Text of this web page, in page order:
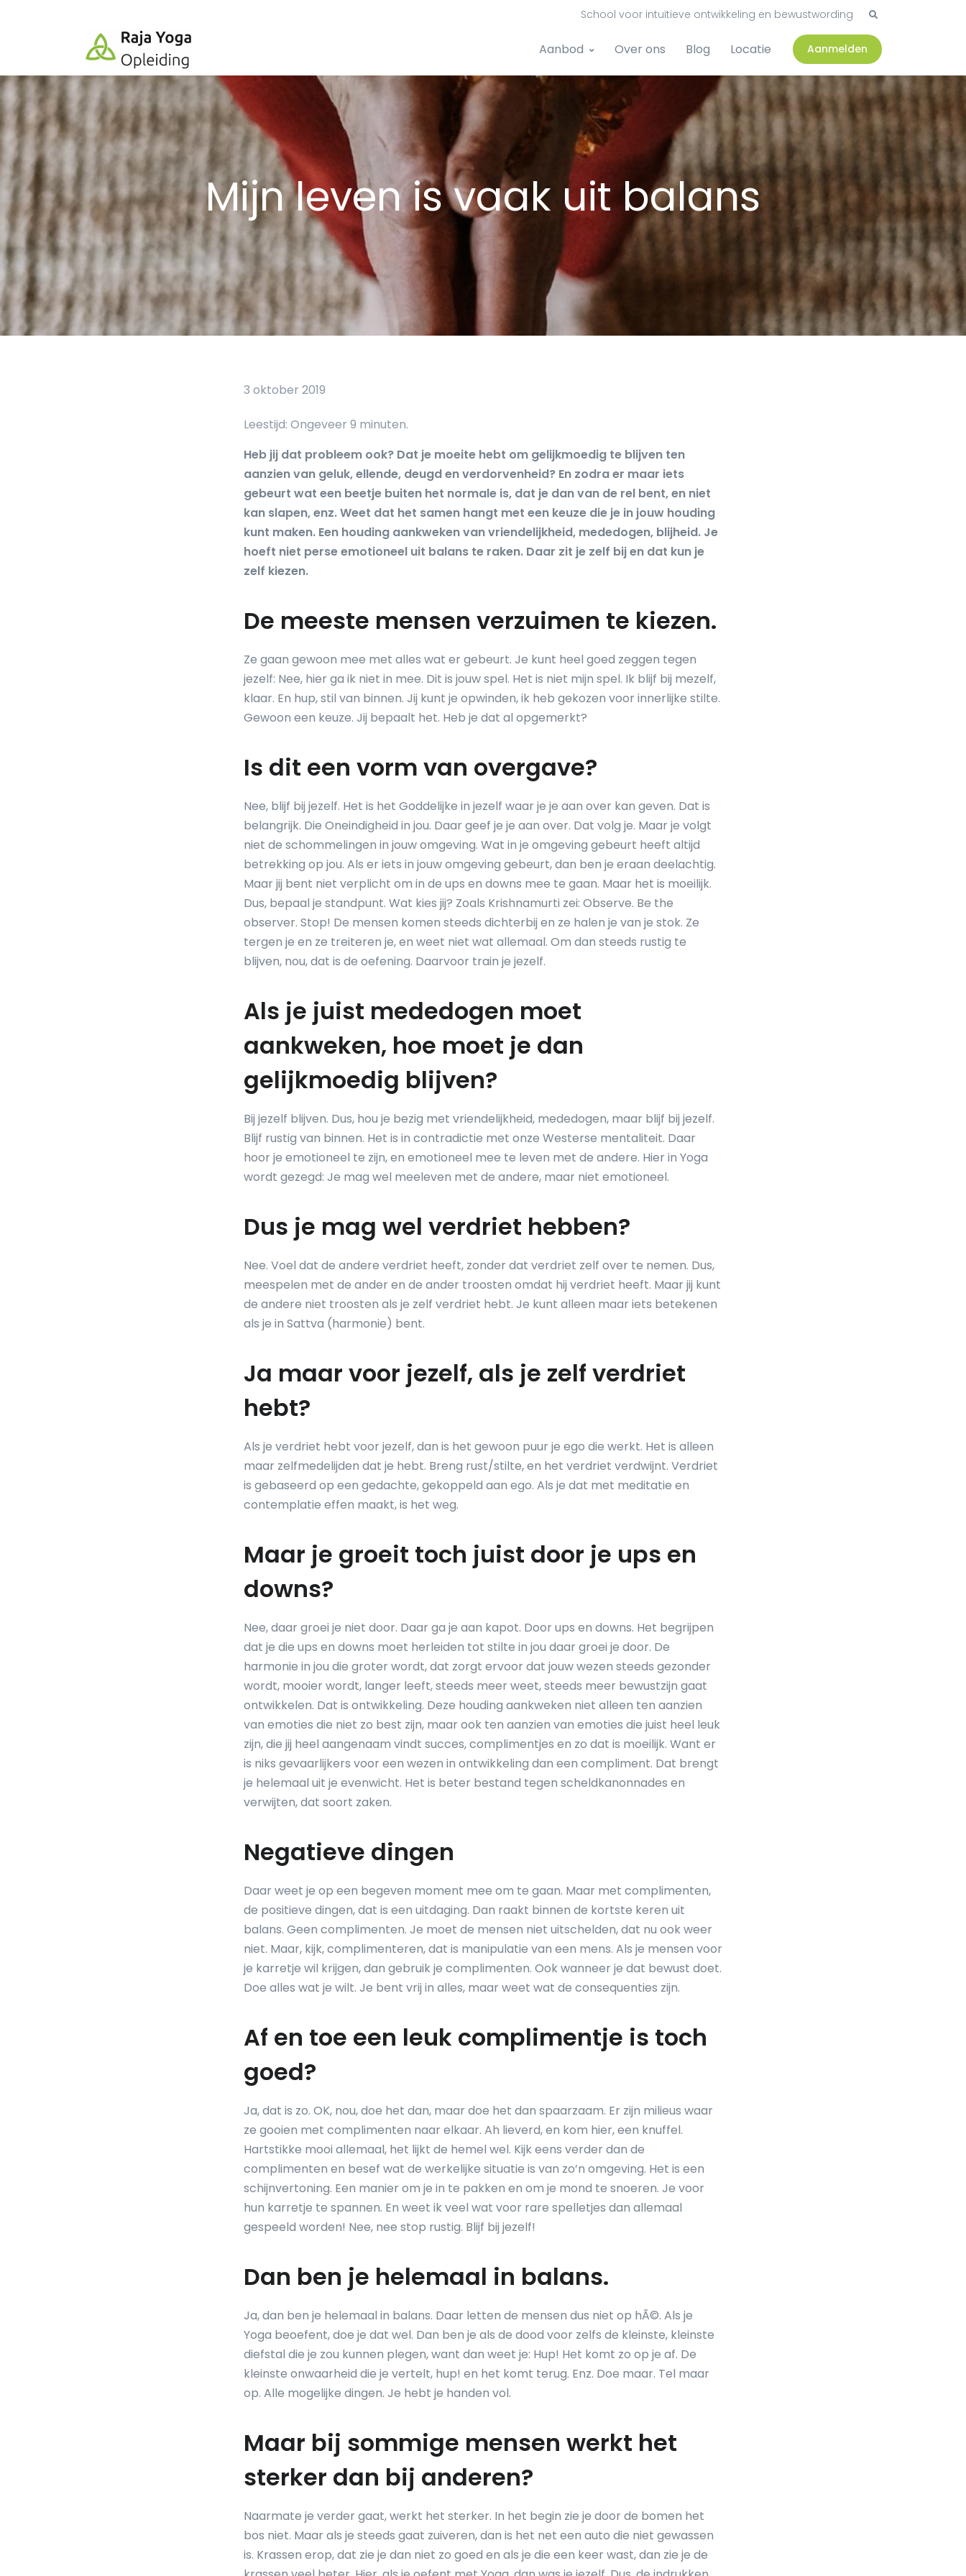
School voor intuïtieve ontwikkeling en bewustwording
Aanbod Over ons Blog Locatie Aanmelden
Mijn leven is vaak uit balans
3 oktober 2019
Heb jij dat probleem ook? Dat je moeite hebt om gelijkmoedig te blijven ten
aanzien van geluk, ellende, deugd en verdorvenheid? En zodra er maar iets
gebeurt wat een beetje buiten het normale is, dat je dan van de rel bent, en niet
kan slapen, enz. Weet dat het samen hangt met een keuze die je in jouw houding
kunt maken. Een houding aankweken van vriendelijkheid, mededogen, blijheid. Je
hoeft niet perse emotioneel uit balans te raken. Daar zit je zelf bij en dat kun je
zelf kiezen.
De meeste mensen verzuimen te kiezen.
Ze gaan gewoon mee met alles wat er gebeurt. Je kunt heel goed zeggen tegen
jezelf: Nee, hier ga ik niet in mee. Dit is jouw spel. Het is niet mijn spel. Ik blijf bij mezelf,
klaar. En hup, stil van binnen. Jij kunt je opwinden, ik heb gekozen voor innerlijke stilte.
Gewoon een keuze. Jij bepaalt het. Heb je dat al opgemerkt?
Is dit een vorm van overgave?
Nee, blijf bij jezelf. Het is het Goddelijke in jezelf waar je je aan over kan geven. Dat is
belangrijk. Die Oneindigheid in jou. Daar geef je je aan over. Dat volg je. Maar je volgt
niet de schommelingen in jouw omgeving. Wat in je omgeving gebeurt heeft altijd
betrekking op jou. Als er iets in jouw omgeving gebeurt, dan ben je eraan deelachtig.
Maar jij bent niet verplicht om in de ups en downs mee te gaan. Maar het is moeilijk.
Dus, bepaal je standpunt. Wat kies jij? Zoals Krishnamurti zei: Observe. Be the
observer. Stop! De mensen komen steeds dichterbij en ze halen je van je stok. Ze
tergen je en ze treiteren je, en weet niet wat allemaal. Om dan steeds rustig te
blijven, nou, dat is de oefening. Daarvoor train je jezelf.
Als je juist mededogen moet
aankweken, hoe moet je dan
gelijkmoedig blijven?
Bij jezelf blijven. Dus, hou je bezig met vriendelijkheid, mededogen, maar blijf bij jezelf.
Blijf rustig van binnen. Het is in contradictie met onze Westerse mentaliteit. Daar
hoor je emotioneel te zijn, en emotioneel mee te leven met de andere. Hier in Yoga
wordt gezegd: Je mag wel meeleven met de andere, maar niet emotioneel.
Dus je mag wel verdriet hebben?
Nee. Voel dat de andere verdriet heeft, zonder dat verdriet zelf over te nemen. Dus,
meespelen met de ander en de ander troosten omdat hij verdriet heeft. Maar jij kunt
de andere niet troosten als je zelf verdriet hebt. Je kunt alleen maar iets betekenen
als je in Sattva (harmonie) bent.
Ja maar voor jezelf, als je zelf verdriet
hebt?
Als je verdriet hebt voor jezelf, dan is het gewoon puur je ego die werkt. Het is alleen
maar zelfmedelijden dat je hebt. Breng rust/stilte, en het verdriet verdwijnt. Verdriet
is gebaseerd op een gedachte, gekoppeld aan ego. Als je dat met meditatie en
contemplatie effen maakt, is het weg.
Maar je groeit toch juist door je ups en
downs?
Nee, daar groei je niet door. Daar ga je aan kapot. Door ups en downs. Het begrijpen
dat je die ups en downs moet herleiden tot stilte in jou daar groei je door. De
harmonie in jou die groter wordt, dat zorgt ervoor dat jouw wezen steeds gezonder
wordt, mooier wordt, langer leeft, steeds meer weet, steeds meer bewustzijn gaat
ontwikkelen. Dat is ontwikkeling. Deze houding aankweken niet alleen ten aanzien
van emoties die niet zo best zijn, maar ook ten aanzien van emoties die juist heel leuk
zijn, die jij heel aangenaam vindt succes, complimentjes en zo dat is moeilijk. Want er
is niks gevaarlijkers voor een wezen in ontwikkeling dan een compliment. Dat brengt
je helemaal uit je evenwicht. Het is beter bestand tegen scheldkanonnades en
verwijten, dat soort zaken.
Negatieve dingen
Daar weet je op een begeven moment mee om te gaan. Maar met complimenten,
de positieve dingen, dat is een uitdaging. Dan raakt binnen de kortste keren uit
balans. Geen complimenten. Je moet de mensen niet uitschelden, dat nu ook weer
niet. Maar, kijk, complimenteren, dat is manipulatie van een mens. Als je mensen voor
je karretje wil krijgen, dan gebruik je complimenten. Ook wanneer je dat bewust doet.
Doe alles wat je wilt. Je bent vrij in alles, maar weet wat de consequenties zijn.
Af en toe een leuk complimentje is toch
goed?
Ja, dat is zo. OK, nou, doe het dan, maar doe het dan spaarzaam. Er zijn milieus waar
ze gooien met complimenten naar elkaar. Ah lieverd, en kom hier, een knuffel.
Hartstikke mooi allemaal, het lijkt de hemel wel. Kijk eens verder dan de
complimenten en besef wat de werkelijke situatie is van zo’n omgeving. Het is een
schijnvertoning. Een manier om je in te pakken en om je mond te snoeren. Je voor
hun karretje te spannen. En weet ik veel wat voor rare spelletjes dan allemaal
gespeeld worden! Nee, nee stop rustig. Blijf bij jezelf!
Dan ben je helemaal in balans.
Ja, dan ben je helemaal in balans. Daar letten de mensen dus niet op hÃ©. Als je
Yoga beoefent, doe je dat wel. Dan ben je als de dood voor zelfs de kleinste, kleinste
diefstal die je zou kunnen plegen, want dan weet je: Hup! Het komt zo op je af. De
kleinste onwaarheid die je vertelt, hup! en het komt terug. Enz. Doe maar. Tel maar
op. Alle mogelijke dingen. Je hebt je handen vol.
Maar bij sommige mensen werkt het
sterker dan bij anderen?
Naarmate je verder gaat, werkt het sterker. In het begin zie je door de bomen het
bos niet. Maar als je steeds gaat zuiveren, dan is het net een auto die niet gewassen
is. Krassen erop, dat zie je dan niet zo goed en als je die een keer wast, dan zie je de